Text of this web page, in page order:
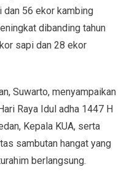
dan 56 ekor kambing
dibanding tahun
sapi dan 28 ekor
Suwarto, menyampaikan
Raya Idul adha 1447 H
Kepala KUA, serta
sambutan hangat yang
berlangsung.